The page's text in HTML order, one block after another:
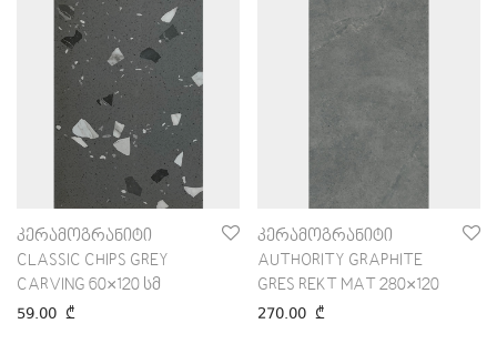
კერამოგრანიტი
CLASSIC CHIPS GREY
CARVING 60×120 სმ
59.00 ₾
კერამოგრანიტი
AUTHORITY GRAPHITE
GRES REKT MAT 280×120
270.00 ₾